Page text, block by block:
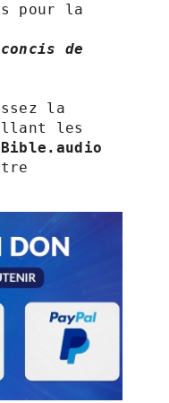
pour la
de
la
les
Bible.audio